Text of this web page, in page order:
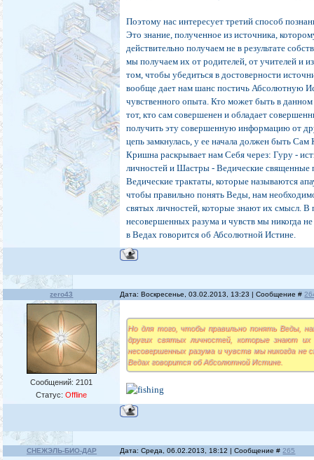
Поэтому нас интересует третий способ
Это знание, полученное из источника,
действительно получаем не в результате
мы получаем их от родителей, от учителей и
том, чтобы убедиться в достоверности
вообще дает нам шанс постичь Абсолютную
чувственного опыта. Кто может быть в
тот, кто сам совершенен и обладает
получить эту совершенную информацию от
цепь замкнулась, у ее начала должен быть
Кришна раскрывает нам Себя через: Гуру -
личностей и Шастры - Ведические священные
Ведические трактаты, которые называются
чтобы правильно понять Веды, нам
святых личностей, которые знают их смысл.
несовершенных разума и чувств мы никогда
в Ведах говорится об Абсолютной Истине.
zero43 Дата: Воскресенье, 03.02.2013, 13:23 | Сообщение #
Сообщений:2101
Статус:Offline
Но для того, чтобы правильно понять Веды,
других святых личностей, которые знают
несовершенных разума и чувств мы никогда
Ведах говорится об Абсолютной Истине.
СНЕЖЭЛЬ-БИО-ДАР Дата: Среда, 06.02.2013, 18:12 | Сообщение #265